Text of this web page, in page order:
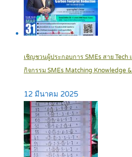
เชิญชวนผู้ประกอบการ SMEs สาย Tech
กิจกรรม SMEs Matching Knowledge
12 มีนาคม 2025